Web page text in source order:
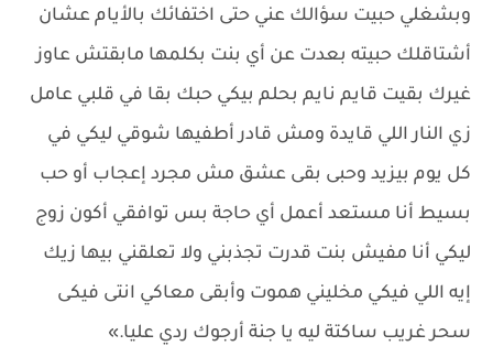
وبشغلي حبيت سؤالك عني حتى اختفائك بالأيام عشان
أشتاقلك حبيته بعدت عن أي بنت بكلمها مابقتش عاوز
غيرك بقيت قايم نايم بحلم بيكي حبك بقا في قلبي عامل
زي النار اللي قايدة ومش قادر أطفيها شوقي ليكي في
كل يوم بيزيد وحبى بقى عشق مش مجرد إعجاب أو حب
بسيط أنا مستعد أعمل أي حاجة بس توافقي أكون زوج
ليكي أنا مفيش بنت قدرت تجذبني ولا تعلقني بيها زيك
إيه اللي فيكي مخليني هموت وأبقى معاكي انتى فيكى
سحر غريب ساكتة ليه يا جنة أرجوك ردي عليا.»